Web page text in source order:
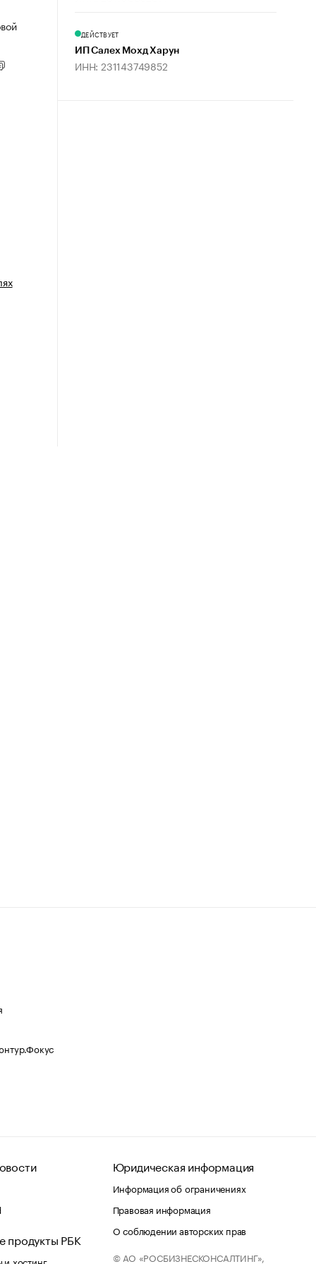
ДЕЙСТВУЕТ
ИП Салех Мохд Харун
ИНН: 231143749852
продукты РБК
хостинг
Юридическая информация
Информация об ограничениях
Правовая информация
О соблюдении авторских прав
© АО «РОСБИЗНЕСКОНСАЛТИНГ»,